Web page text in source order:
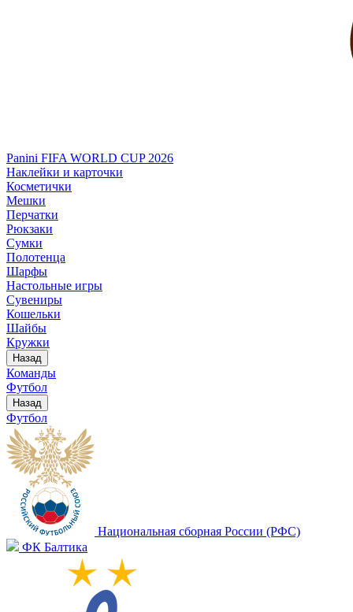
Panini FIFA WORLD CUP 2026
Наклейки и карточки
Косметички
Мешки
Перчатки
Рюкзаки
Сумки
Полотенца
Шарфы
Настольные игры
Сувениры
Кошельки
Шайбы
Кружки
Назад
Команды
Футбол
Назад
Футбол
Национальная сборная России (РФС)
ФК Балтика